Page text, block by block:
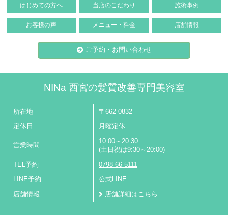
はじめての方へ 当店のこだわり 施術事例
お客様の声 メニュー・料金 店舗情報
ご予約・お問い合わせ
NINa 西宮の髪質改善専門美容室
所在地 〒662-0832
定休日 月曜定休
営業時間
10:00～20:30
(土日祝は9:30～20:00)
TEL予約 0798-66-5111
LINE予約 公式LINE
店舗情報 店舗詳細はこちら